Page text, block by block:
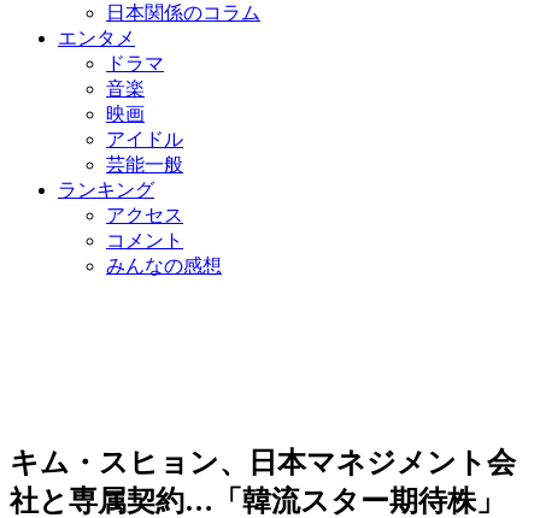
日本関係のコラム
エンタメ
ドラマ
音楽
映画
アイドル
芸能一般
ランキング
アクセス
コメント
みんなの感想
キム・スヒョン、日本マネジメント会
社と専属契約…「韓流スター期待株」